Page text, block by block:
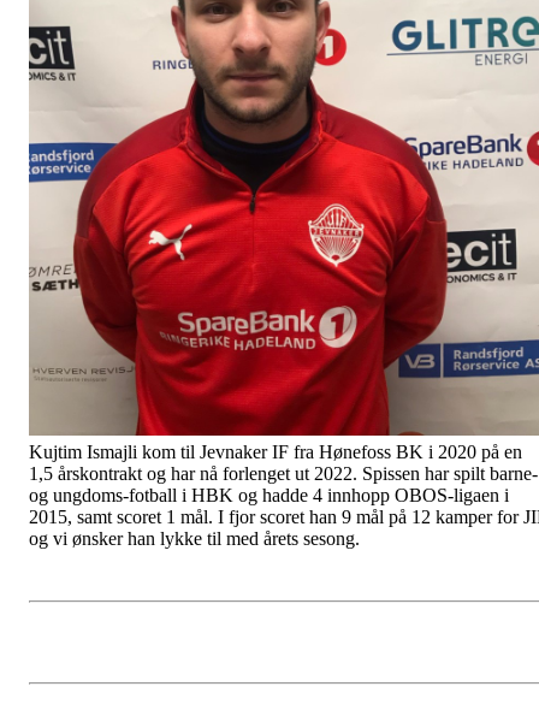
Kujtim Ismajli kom til Jevnaker IF fra Hønefoss BK i 2020 på en
1,5 årskontrakt og har nå forlenget ut 2022. Spissen har spilt barne-
og ungdoms-fotball i HBK og hadde 4 innhopp OBOS-ligaen i
2015, samt scoret 1 mål. I fjor scoret han 9 mål på 12 kamper for
og vi ønsker han lykke til med årets sesong.